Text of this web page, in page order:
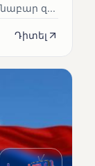
զ...
Դիտել